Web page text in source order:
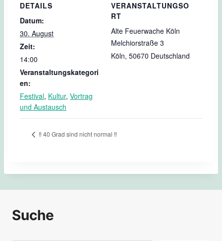
DETAILS
Datum:
30. August
Zeit:
14:00
Veranstaltungskategori
en:
Festival, Kultur, Vortrag
und Austausch
VERANSTALTUNGSO
RT
Alte Feuerwache Köln
Melchiorstraße 3
Köln, 50670 Deutschland
‼️ 40 Grad sind nicht normal ‼️
Suche